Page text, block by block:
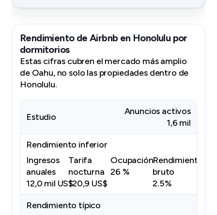
Rendimiento de Airbnb en Honolulu por
dormitorios
Estas cifras cubren el mercado más amplio
de Oahu, no solo las propiedades dentro de
Honolulu.
Estudio
Anuncios activos
1,6 mil
Rendimiento inferior
Ingresos
anuales
12,0 mil US$
Tarifa
nocturna
120,9 US$
Ocupación
26 %
Rendimiento
bruto
2.5%
Rendimiento típico